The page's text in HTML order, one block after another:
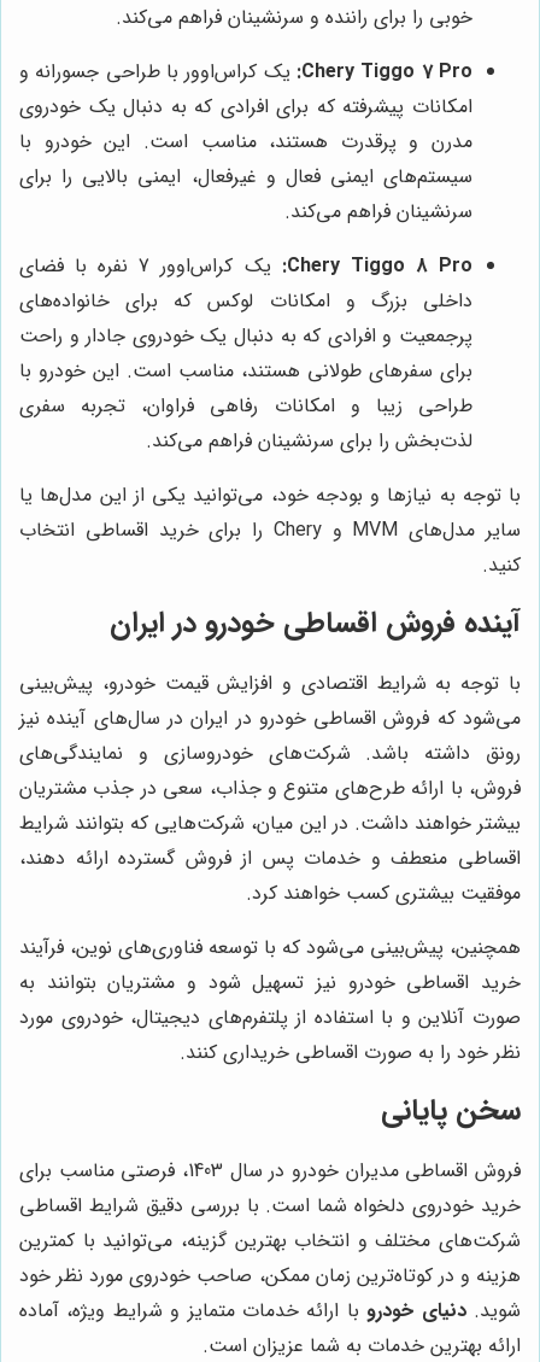
خوبی را برای راننده و سرنشینان فراهم می‌کند.
Chery Tiggo 7 Pro: یک کراس‌اوور با طراحی جسورانه و
امکانات پیشرفته که برای افرادی که به دنبال یک خودروی
مدرن و پرقدرت هستند، مناسب است. این خودرو با
سیستم‌های ایمنی فعال و غیرفعال، ایمنی بالایی را برای
سرنشینان فراهم می‌کند.
Chery Tiggo 8 Pro:
یک کراس‌اوور 7 نفره با فضای
داخلی بزرگ و امکانات لوکس که برای خانواده‌های
پرجمعیت و افرادی که به دنبال یک خودروی جادار و راحت
برای سفرهای طولانی هستند، مناسب است. این خودرو با
طراحی زیبا و امکانات رفاهی فراوان، تجربه سفری
لذت‌بخش را برای سرنشینان فراهم می‌کند.
با توجه به نیازها و بودجه خود، می‌توانید یکی از این مدل‌ها یا
سایر مدل‌های MVM و Chery را برای خرید اقساطی انتخاب
کنید.
آینده فروش اقساطی خودرو در ایران
با توجه به شرایط اقتصادی و افزایش قیمت خودرو، پیش‌بینی
می‌شود که فروش اقساطی خودرو در ایران در سال‌های آینده نیز
رونق داشته باشد. شرکت‌های خودروسازی و نمایندگی‌های
فروش، با ارائه طرح‌های متنوع و جذاب، سعی در جذب مشتریان
بیشتر خواهند داشت. در این میان، شرکت‌هایی که بتوانند شرایط
اقساطی منعطف و خدمات پس از فروش گسترده ارائه دهند،
موفقیت بیشتری کسب خواهند کرد.
همچنین، پیش‌بینی می‌شود که با توسعه فناوری‌های نوین، فرآیند
خرید اقساطی خودرو نیز تسهیل شود و مشتریان بتوانند به
صورت آنلاین و با استفاده از پلتفرم‌های دیجیتال، خودروی مورد
نظر خود را به صورت اقساطی خریداری کنند.
سخن پایانی
فروش اقساطی مدیران خودرو در سال 1403، فرصتی مناسب برای
خرید خودروی دلخواه شما است. با بررسی دقیق شرایط اقساطی
شرکت‌های مختلف و انتخاب بهترین گزینه، می‌توانید با کمترین
هزینه و در کوتاه‌ترین زمان ممکن، صاحب خودروی مورد نظر خود
شوید.دنیای خودرو با ارائه خدمات متمایز و شرایط ویژه، آماده
ارائه بهترین خدمات به شما عزیزان است.